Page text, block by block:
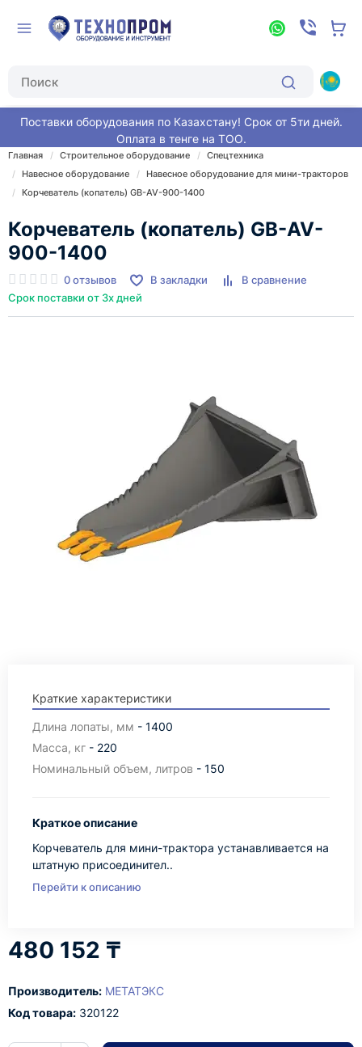
Поставки оборудования по Казахстану! Срок от 5ти дней.
Оплата в тенге на ТОО.
Главная Строительное оборудование
Спецтехника
Навесное оборудование
Навесное оборудование для мини-тракторов
Корчеватель (копатель) GB-AV-900-1400
Корчеватель (копатель) GB-AV-
900-1400
0 отзывов В закладки
В сравнение
Срок поставки от 3х дней
Краткие характеристики
Длина лопаты, мм - 1400
Масса, кг - 220
Номинальный объем, литров - 150
Краткое описание
Корчеватель для мини-трактора устанавливается на
штатную присоединител..
Перейти к описанию
480 152 ₸
Производитель: МЕТАТЭКС
Код товара: 320122